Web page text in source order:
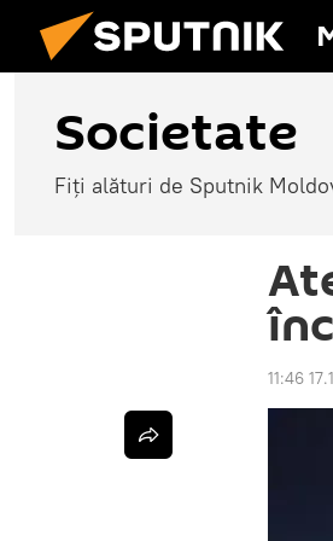
Societate
Fiți alături de Sputnik
11:46